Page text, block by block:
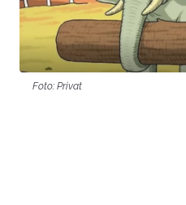
Foto: Privat